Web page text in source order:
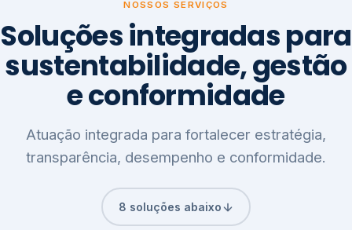
NOSSOS SERVIÇOS
Soluções integradas para
sustentabilidade, gestão
e conformidade
Atuação integrada para fortalecer estratégia,
transparência, desempenho e conformidade.
8 soluções abaixo